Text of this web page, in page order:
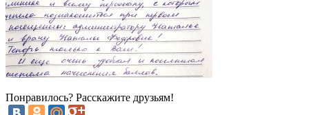
Понравилось? Расскажите друзьям!